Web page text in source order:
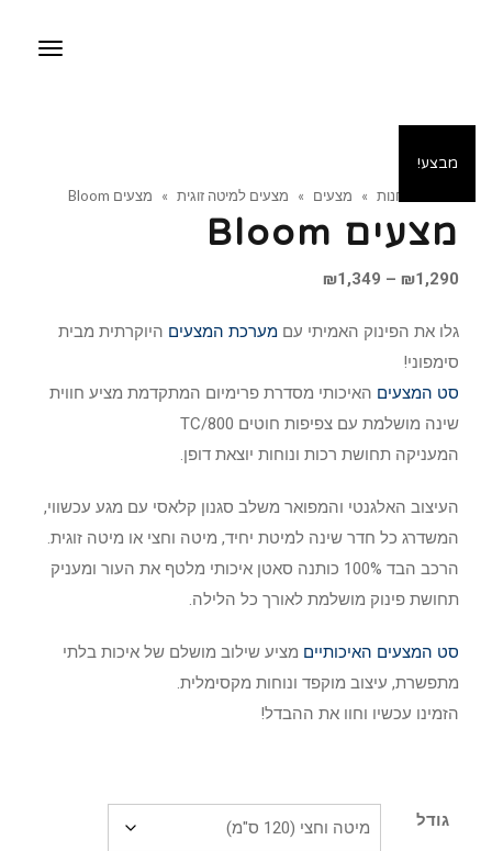
תפריט
מבצע!
חנות » מצעים » מצעים למיטה זוגית » מצעים Bloom
מצעים Bloom
₪1,290
–
₪1,349
טווח
גלו את הפינוק האמיתי עם מערכת המצעים היוקרתית מבית
סימפוני!
סט המצעים האיכותי מסדרת פרימיום המתקדמת מציע חווית
שינה מושלמת עם צפיפות חוטים TC/800
המעניקה תחושת רכות ונוחות יוצאת דופן.
העיצוב האלגנטי והמפואר משלב סגנון קלאסי עם מגע עכשווי,
המשדרג כל חדר שינה למיטת יחיד, מיטה וחצי או מיטה זוגית.
הרכב הבד 100% כותנה סאטן איכותי מלטף את העור ומעניק
תחושת פינוק מושלמת לאורך כל הלילה.
סט המצעים האיכותיים מציע שילוב מושלם של איכות בלתי
מתפשרת, עיצוב מוקפד ונוחות מקסימלית.
הזמינו עכשיו וחוו את ההבדל!
גודל